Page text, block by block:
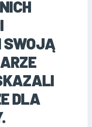
SWOJĄ
DLA